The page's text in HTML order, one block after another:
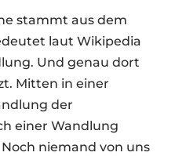
stammt aus dem
laut Wikipedia
Und genau dort
Mitten in einer
der
einer Wandlung
niemand von uns